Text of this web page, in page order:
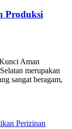
Produksi
Aman
merupakan
sangat beragam,